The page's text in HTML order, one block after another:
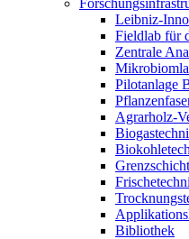
Leibniz-
Fieldlab für
Zentrale
Pilotanlage
Agrarholz-
Bibliothek